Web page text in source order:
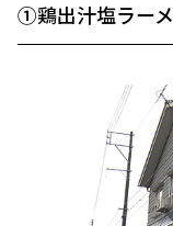
①鶏出汁塩ラーメ